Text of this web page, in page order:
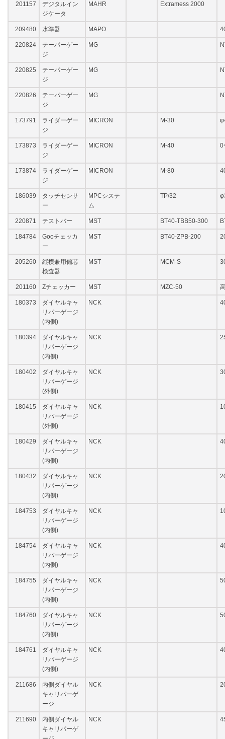
201157
デジタルイン
ジケータ
MAHR Extramess 2000
209480 水準器 MAPO
220824
テーパーゲー
ジ
MG
220825
テーパーゲー
ジ
MG
220826
テーパーゲー
ジ
MG
173791
ライダーゲー
ジ
MICRON M-30
173873
ライダーゲー
ジ
MICRON M-40 0
173874
ライダーゲー
ジ
MICRON M-80
186039
タッチセンサ
ー
MPCシステ
ム
TP/32
220871 テストバー MST BT40-TBB50-300
184784
Gooチェッカ
ー
MST BT40-ZPB-200
205260
縦横兼用偏芯
検査器
MST MCM-S
201160 Zチェッカー MST MZC-50
180373
ダイヤルキャ
リパーゲージ
(内側)
NCK
180394
ダイヤルキャ
リパーゲージ
(内側)
NCK
180402
ダイヤルキャ
リパーゲージ
(外側)
NCK
180415
ダイヤルキャ
リパーゲージ
(外側)
NCK
180429
ダイヤルキャ
リパーゲージ
(内側)
NCK
180432
ダイヤルキャ
リパーゲージ
(内側)
NCK
184753
ダイヤルキャ
リパーゲージ
(内側)
NCK
184754
ダイヤルキャ
リパーゲージ
(内側)
NCK
184755
ダイヤルキャ
リパーゲージ
(内側)
NCK
184760
ダイヤルキャ
リパーゲージ
(内側)
NCK
184761
ダイヤルキャ
リパーゲージ
(内側)
NCK
211686
内側ダイヤル
キャリパーゲ
ージ
NCK
211690
内側ダイヤル
キャリパーゲ
NCK